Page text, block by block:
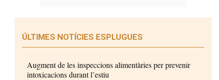
ÚLTIMES NOTÍCIES ESPLUGUES
Augment de les inspeccions alimentàries per prevenir
intoxicacions durant l’estiu